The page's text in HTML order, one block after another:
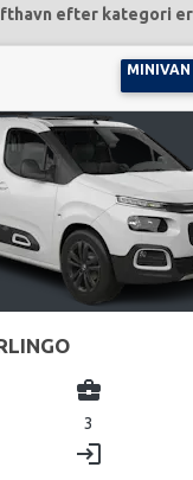
efter kategori
business_center
3
login